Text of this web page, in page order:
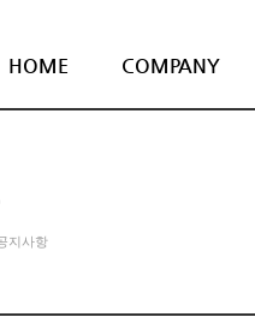
HOME COMPANY
지사항